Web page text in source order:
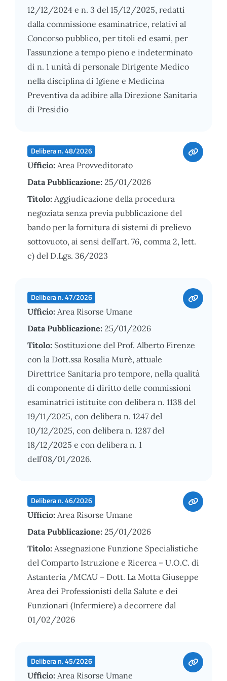
12/12/2024 e n. 3 del 15/12/2025, redatti
dalla commissione esaminatrice, relativi al
Concorso pubblico, per titoli ed esami, per
l’assunzione a tempo pieno e indeterminato
di n. 1 unità di personale Dirigente Medico
nella disciplina di Igiene e Medicina
Preventiva da adibire alla Direzione Sanitaria
di Presidio
Delibera n. 48/2026
Ufficio: Area Provveditorato
Data Pubblicazione: 25/01/2026
Titolo: Aggiudicazione della procedura
negoziata senza previa pubblicazione del
bando per la fornitura di sistemi di prelievo
sottovuoto, ai sensi dell’art. 76, comma 2, lett.
c) del D.Lgs. 36/2023
Delibera n. 47/2026
Ufficio: Area Risorse Umane
Data Pubblicazione: 25/01/2026
Titolo: Sostituzione del Prof. Alberto Firenze
con la Dott.ssa Rosalia Murè, attuale
Direttrice Sanitaria pro tempore, nella qualità
di componente di diritto delle commissioni
esaminatrici istituite con delibera n. 1138 del
19/11/2025, con delibera n. 1247 del
10/12/2025, con delibera n. 1287 del
18/12/2025 e con delibera n. 1
dell’08/01/2026.
Delibera n. 46/2026
Ufficio: Area Risorse Umane
Data Pubblicazione: 25/01/2026
Titolo: Assegnazione Funzione Specialistiche
del Comparto Istruzione e Ricerca – U.O.C. di
Astanteria /MCAU – Dott. La Motta Giuseppe
Area dei Professionisti della Salute e dei
Funzionari (Infermiere) a decorrere dal
01/02/2026
Delibera n. 45/2026
Ufficio: Area Risorse Umane